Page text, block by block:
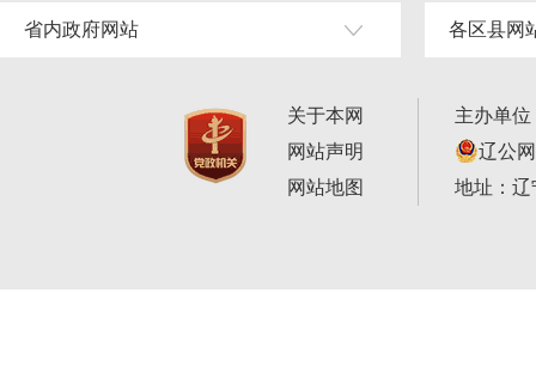
省内政府网站 各区县网
关于本网
网站声明
网站地图
主办单
辽公
地址：辽